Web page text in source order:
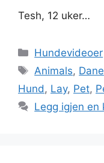
Tesh, 12 uker…
Kategorier
Hundevideoer
Stikkord
Animals, Dane
Hund, Lay, Pet,
Legg igjen en